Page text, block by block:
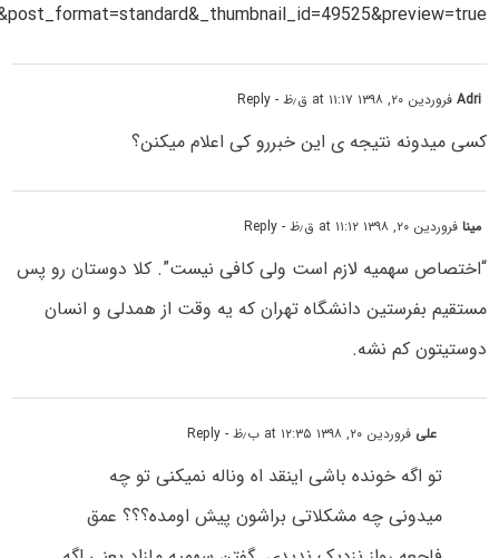
Adriفروردین ۲۰, ۱۳۹۸ at ۱۱:۱۷ ق٫ظ - Reply
کسی میدونه نتیجه ی این خبررو کی اعلام میکنن؟
مینافروردین ۲۰, ۱۳۹۸ at ۱۱:۱۲ ق٫ظ - Reply
“اختصاص سهمیه لازم است ولی کافی نیست”. کلا دوستان رو پس
مستقیم بفرستین دانشگاه تهران که یه وقت از همدلی و انسان
دوستیتون کم نشه.
علی فروردین ۲۰, ۱۳۹۸ at ۱۲:۳۵ ب٫ظ - Reply
تو اگه خونده باشی اینقد اه وناله نمیکنی تو چه
میدونی چه مشکلاتی براشون پیش اومده؟؟؟ عمق